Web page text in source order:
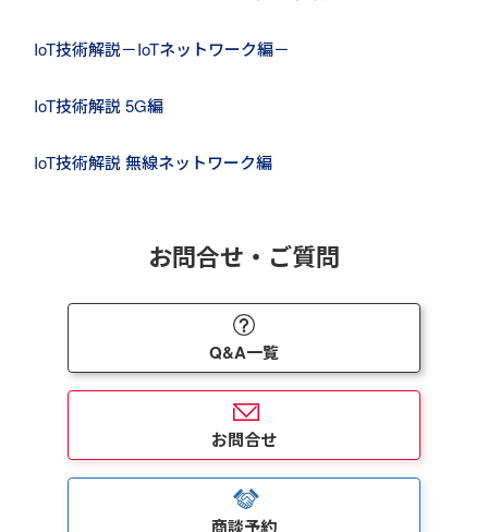
IoT技術解説－IoTネットワーク編－
IoT技術解説 5G編
IoT技術解説 無線ネットワーク編
お問合せ・ご質問
Q&A一覧
お問合せ
商談予約